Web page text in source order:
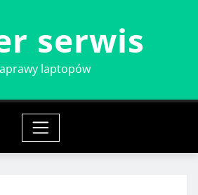
serwis
laptopów